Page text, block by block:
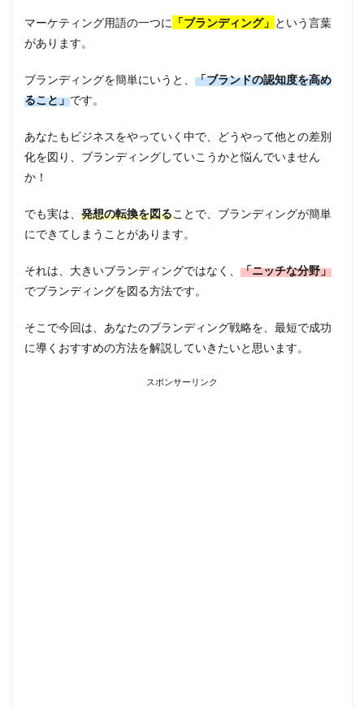
マーケティング用語の一つに 「ブランディング」 という言葉
があります。
ブランディングを簡単にいうと、 「ブランドの認知度を高め
ること」です。
あなたもビジネスをやっていく中で、どうやって他との差別
化を図り、ブランディングしていこうかと悩んでいません
か！
でも実は、 発想の転換を図ることで、ブランディングが簡単
にできてしまうことがあります。
それは、大きいブランディングではなく、 「ニッチな分野」
でブランディングを図る方法です。
そこで今回は、あなたのブランディング戦略を、最短で成功
に導くおすすめの方法を解説していきたいと思います。
スポンサーリンク